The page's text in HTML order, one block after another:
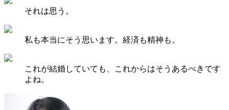
それは思う。
私も本当にそう思います。経済も精神も。
これが結婚していても、これからはそうあるべきです
よね。